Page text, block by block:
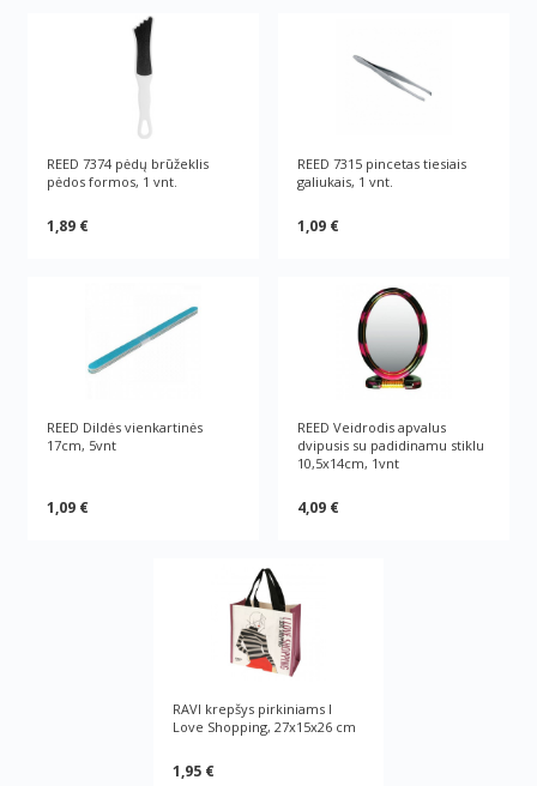
REED 7374 pėdų brūžeklis
pėdos formos, 1 vnt.
1,89 €
REED 7315 pincetas tiesiais
galiukais, 1 vnt.
1,09 €
REED Dildės vienkartinės
17cm, 5vnt
1,09 €
REED Veidrodis apvalus
dvipusis su padidinamu stiklu
10,5x14cm, 1vnt
4,09 €
RAVI krepšys pirkiniams I
Love Shopping, 27x15x26 cm
1,95 €